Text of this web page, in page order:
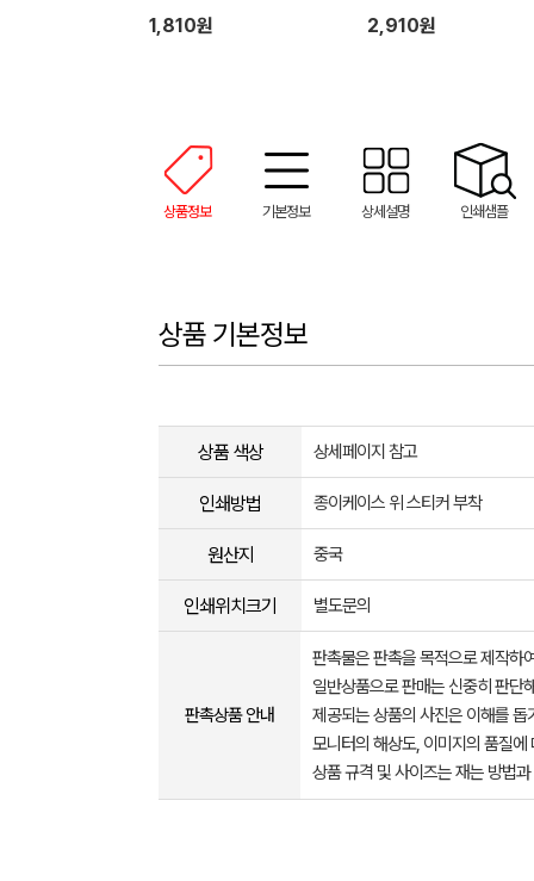
형광펜세트
1,810원 2,910원
상품정보 기본정보 상세설명 인쇄샘플
상품 기본정보
상품 색상 상세페이지 참고
인쇄방법 종이케이스 위 스티커 부착
원산지 중국
인쇄위치크기 별도문의
판촉상품 안내
판촉물은 판촉을 목적으로 제작하
일반상품으로 판매는 신중히 판단
제공되는 상품의 사진은 이해를
모니터의 해상도, 이미지의 품질
상품 규격 및 사이즈는 재는 방법